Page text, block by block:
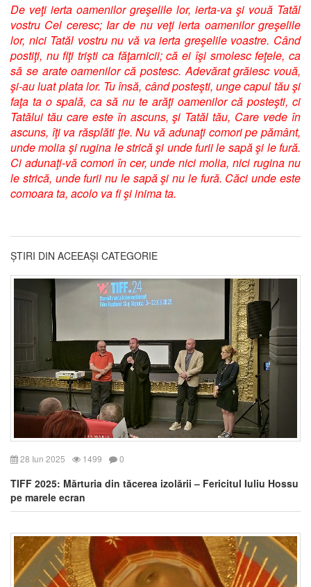
De veţi ierta oamenilor greşelile lor, ierta-va şi vouă Tatăl
vostru Cel ceresc; Iar de nu veţi ierta oamenilor greşelile
lor, nici Tatăl vostru nu vă va ierta greşelile voastre. Când
postiţi, nu fiţi trişti ca făţarnicii; că ei îşi smolesc feţele, ca
să se arate oamenilor că postesc. Adevărat grăiesc vouă,
şi-au luat plata lor. Tu însă, când posteşti, unge capul tău şi
faţa ta o spală, ca să nu te arăţi oamenilor că posteşti, ci
Tatălui tău care este în ascuns, şi Tatăl tău, Care vede în
ascuns, îţi va răsplăti ţie. Nu vă adunaţi comori pe pământ,
unde molia şi rugina le strică şi unde furii le sapă şi le fură.
Ci adunaţi-vă comori în cer, unde nici molia, nici rugina nu
le strică, unde furii nu le sapă şi nu le fură. Căci unde este
comoara ta, acolo va fi şi inima ta.
ȘTIRI DIN ACEEAȘI CATEGORIE
28 Iun 2025 1499 0
TIFF 2025: Mărturia din tăcerea izolării – Fericitul Iuliu Hossu
pe marele ecran